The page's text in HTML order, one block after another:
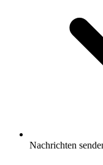
Nachrichten